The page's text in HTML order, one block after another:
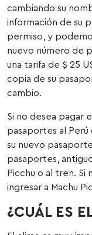
cambiando su
información de su
permiso, y
nuevo número de
una tarifa de $ 25
copia de su
cambio.
Si no desea pagar
pasaportes al Perú
su nuevo
pasaportes,
Picchu o al tren.
ingresar a Machu
¿CUÁL ES